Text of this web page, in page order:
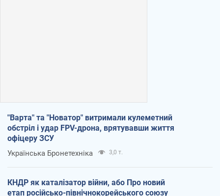
"Варта" та "Новатор" витримали кулеметний
обстріл і удар FPV-дрона, врятувавши життя
офіцеру ЗСУ
Українська Бронетехніка 3,0 т.
КНДР як каталізатор війни, або Про новий
етап російсько-північнокорейського союзу